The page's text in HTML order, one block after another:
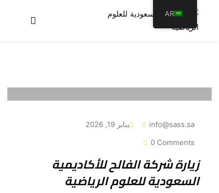
info@sass.sa
يناير 19, 2026
0 Comments
زيارة شركة الفالح للأكاديمية
السعودية للعلوم الرياضية
AR